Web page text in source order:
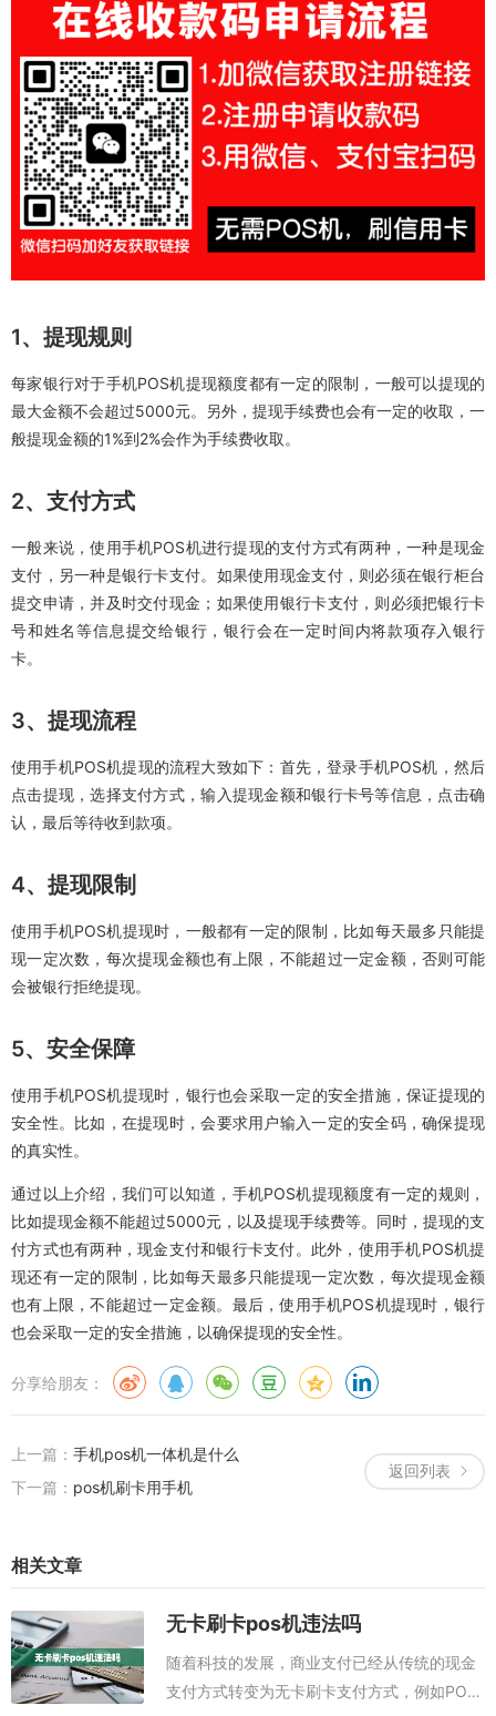
1、提现规则
每家银行对于手机POS机提现额度都有一定的限制，一般可以提现的
最大金额不会超过5000元。另外，提现手续费也会有一定的收取，一
般提现金额的1%到2%会作为手续费收取。
2、支付方式
一般来说，使用手机POS机进行提现的支付方式有两种，一种是现金
支付，另一种是银行卡支付。如果使用现金支付，则必须在银行柜台
提交申请，并及时交付现金；如果使用银行卡支付，则必须把银行卡
号和姓名等信息提交给银行，银行会在一定时间内将款项存入银行
卡。
3、提现流程
使用手机POS机提现的流程大致如下：首先，登录手机POS机，然后
点击提现，选择支付方式，输入提现金额和银行卡号等信息，点击确
认，最后等待收到款项。
4、提现限制
使用手机POS机提现时，一般都有一定的限制，比如每天最多只能提
现一定次数，每次提现金额也有上限，不能超过一定金额，否则可能
会被银行拒绝提现。
5、安全保障
使用手机POS机提现时，银行也会采取一定的安全措施，保证提现的
安全性。比如，在提现时，会要求用户输入一定的安全码，确保提现
的真实性。
通过以上介绍，我们可以知道，手机POS机提现额度有一定的规则，
比如提现金额不能超过5000元，以及提现手续费等。同时，提现的支
付方式也有两种，现金支付和银行卡支付。此外，使用手机POS机提
现还有一定的限制，比如每天最多只能提现一定次数，每次提现金额
也有上限，不能超过一定金额。最后，使用手机POS机提现时，银行
也会采取一定的安全措施，以确保提现的安全性。
分享给朋友：
返回列表
上一篇： 手机pos机一体机是什么
下一篇： pos机刷卡用手机
相关文章
无卡刷卡pos机违法吗
随着科技的发展，商业支付已经从传统的现金
支付方式转变为无卡刷卡支付方式，例如POS